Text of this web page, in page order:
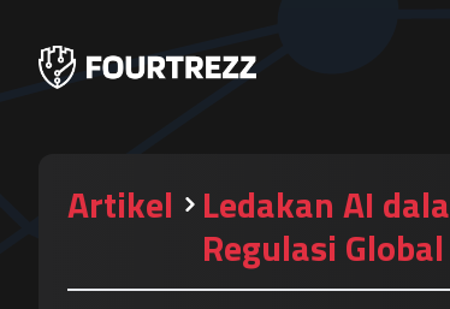
Artikel Ledakan AI
Regulasi Global